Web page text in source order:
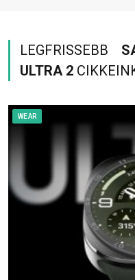
LEGFRISSEBB
ULTRA 2
WEAR